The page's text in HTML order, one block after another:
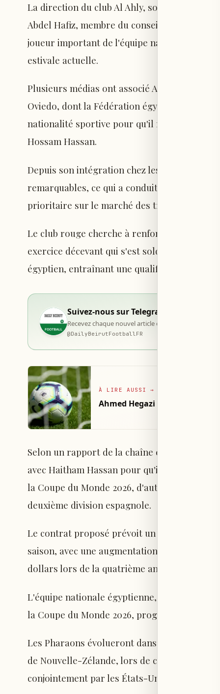
La direction du club Al Ahly, sous la conduite
Abdel Hafiz, membre du conseil
joueur important de l'équipe nationale
estivale actuelle.
Plusieurs médias ont associé Al Ahly à
Oviedo, dont la Fédération égyptienne de
nationalité sportive pour qu'il représente
Hossam Hassan.
Depuis son intégration chez les "Pharaons",
remarquables, ce qui a conduit la direction
prioritaire sur le marché des transferts
Le club rouge cherche à renforcer son
exercice décevant qui s'est soldé par une
égyptien, entraînant une qualification pour la
Suivez-nous sur Telegram
Recevez chaque nouvel article dès sa publication,
@DailyBeirutFootballFR
À LIRE AUSSI →
Ahmed Hegazi annonce sa
Selon un rapport de la chaîne égyptienne
avec Haitham Hassan pour qu'il rejoigne
la Coupe du Monde 2026, d'autant plus que
deuxième division espagnole.
Le contrat proposé prévoit un salaire
saison, avec une augmentation de 100 000
dollars lors de la quatrième année.
L'équipe nationale égyptienne, sous la
la Coupe du Monde 2026, programmée du 11
Les Pharaons évolueront dans le groupe G
de Nouvelle-Zélande, lors de cette première
conjointement par les États-Unis, le Canada